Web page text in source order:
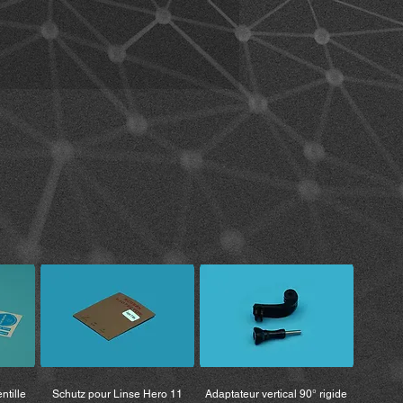
du produit.
les avertissements et
de vous informer à l’avance sur
le trafic et l’état des
préparé avant d’utiliser le
lors de la conduite d’un
vous devez respecter les
du fabricant du véhicule ainsi que
prudence.
intégralement toutes
aux droits légaux et aux
du produit. En utilisant
également toutes les
renonciation aux droits.
à l’utilisation du produit sont
de l’utilisateur,
que le produit soit utilisé par
Schutz pour Linse Hero 11
Adaptateur vertical 90° rigide